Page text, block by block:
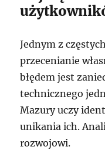
Jednym z
przecenianie
błędem jest
technicznego
Mazury uczy
unikania ich.
rozwojowi.